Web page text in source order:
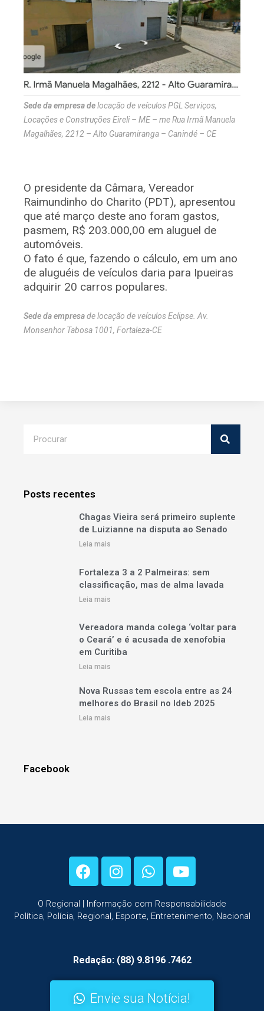
Sede da empresa delocação de veículos PGL Serviços,
Locações e Construções Eireli – ME – me Rua Irmã Manuela
Magalhães, 2212 – Alto Guaramiranga – Canindé – CE
O presidente da Câmara, Vereador
Raimundinho do Charito (PDT), apresentou
que até março deste ano foram gastos,
pasmem, R$ 203.000,00 em aluguel de
automóveis.
O fato é que, fazendo o cálculo, em um ano
de aluguéis de veículos daria para Ipueiras
adquirir 20 carros populares.
Sede da empresade locação de veículos Eclipse. Av.
Monsenhor Tabosa 1001, Fortaleza-CE
Posts recentes
Chagas Vieira será primeiro suplente
de Luizianne na disputa ao Senado
Leia mais
Fortaleza 3 a 2 Palmeiras: sem
classificação, mas de alma lavada
Leia mais
Vereadora manda colega ‘voltar para
o Ceará’ e é acusada de xenofobia
em Curitiba
Leia mais
Nova Russas tem escola entre as 24
melhores do Brasil no Ideb 2025
Leia mais
Facebook
O Regional | Informação com Responsabilidade
Política, Polícia, Regional, Esporte, Entretenimento, Nacional
Redação: (88) 9.8196 .7462
Envie sua Notícia!